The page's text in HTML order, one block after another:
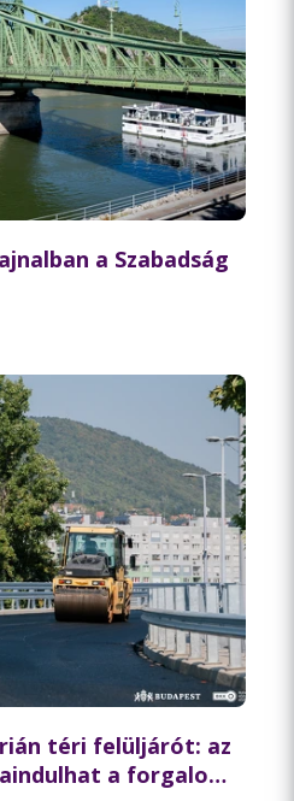
a Szabadság
téri felüljárót: az
a forgalom